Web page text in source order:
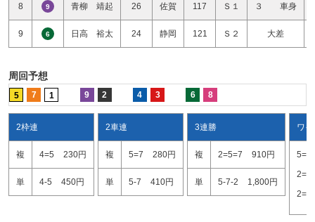
8 9 青柳 靖起 26 佐賀 117 Ｓ１ ３ 車身
9 6 日高 裕太 24 静岡 121 Ｓ２ 大差
周回予想
5 7 1 9 2 4 3 6 8
2枠連
複 4=5 230円
単 4-5 450円
2車連
複 5=7 280円
単 5-7 410円
3連勝
複 2=5=7 910円
単 5-7-2 1,800円
ワ
5=7
2=5
2=7